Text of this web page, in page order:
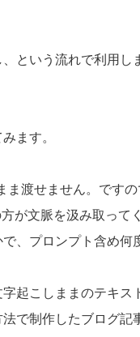
という流れで利用し
ます。
渡せません。です
が文脈を汲み取って
、プロンプト含め何
起こしままのテキス
で制作したブログ記